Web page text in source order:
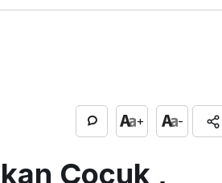
+ -
Çocuk ,